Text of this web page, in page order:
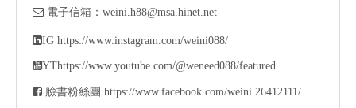
 電子信箱： weini.h88@msa.hinet.net
IG https://www.instagram.com/weini088/
YThttps://www.youtube.com/@weneed088/featured
 臉書粉絲團 https://www.facebook.com/weini.26412111/